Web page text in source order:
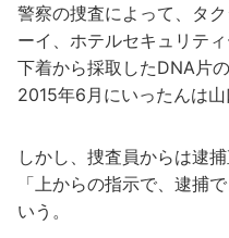
警察の捜査によって、タ
ーイ、ホテルセキュリティ
下着から採取したDNA片
2015年6月にいったんは山
しかし、捜査員からは逮捕
「上からの指示で、逮捕
いう。